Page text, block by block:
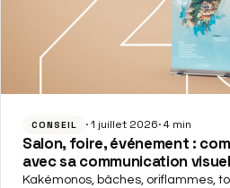
CONSEIL 1 juillet 2026 4 min
Salon, foire, événement :
avec sa communication
Kakémonos, bâches, oriflammes,